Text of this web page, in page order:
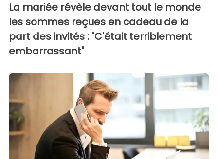
La mariée révèle devant tout le monde
les sommes reçues en cadeau de la
part des invités : "C'était terriblement
embarrassant"